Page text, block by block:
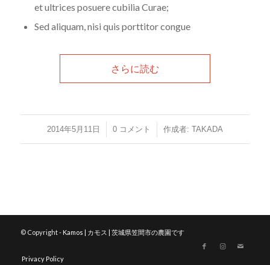
et ultrices posuere cubilia Curae;
Sed aliquam, nisi quis porttitor congue
さらに読む
2014年5月11日
/ 0 コメント
/ 作成者: TAKADA
© Copyright - Kamos | カモス | 茨城県笠間市の農園です
Privacy Policy